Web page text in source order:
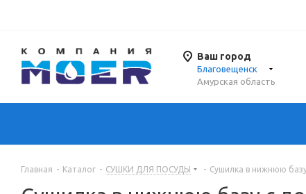
Ваш город
Благовещенск
Амурская область
Главная - Каталог - СУШКИ ДЛЯ ПОСУДЫ - Сушилка в нижнюю